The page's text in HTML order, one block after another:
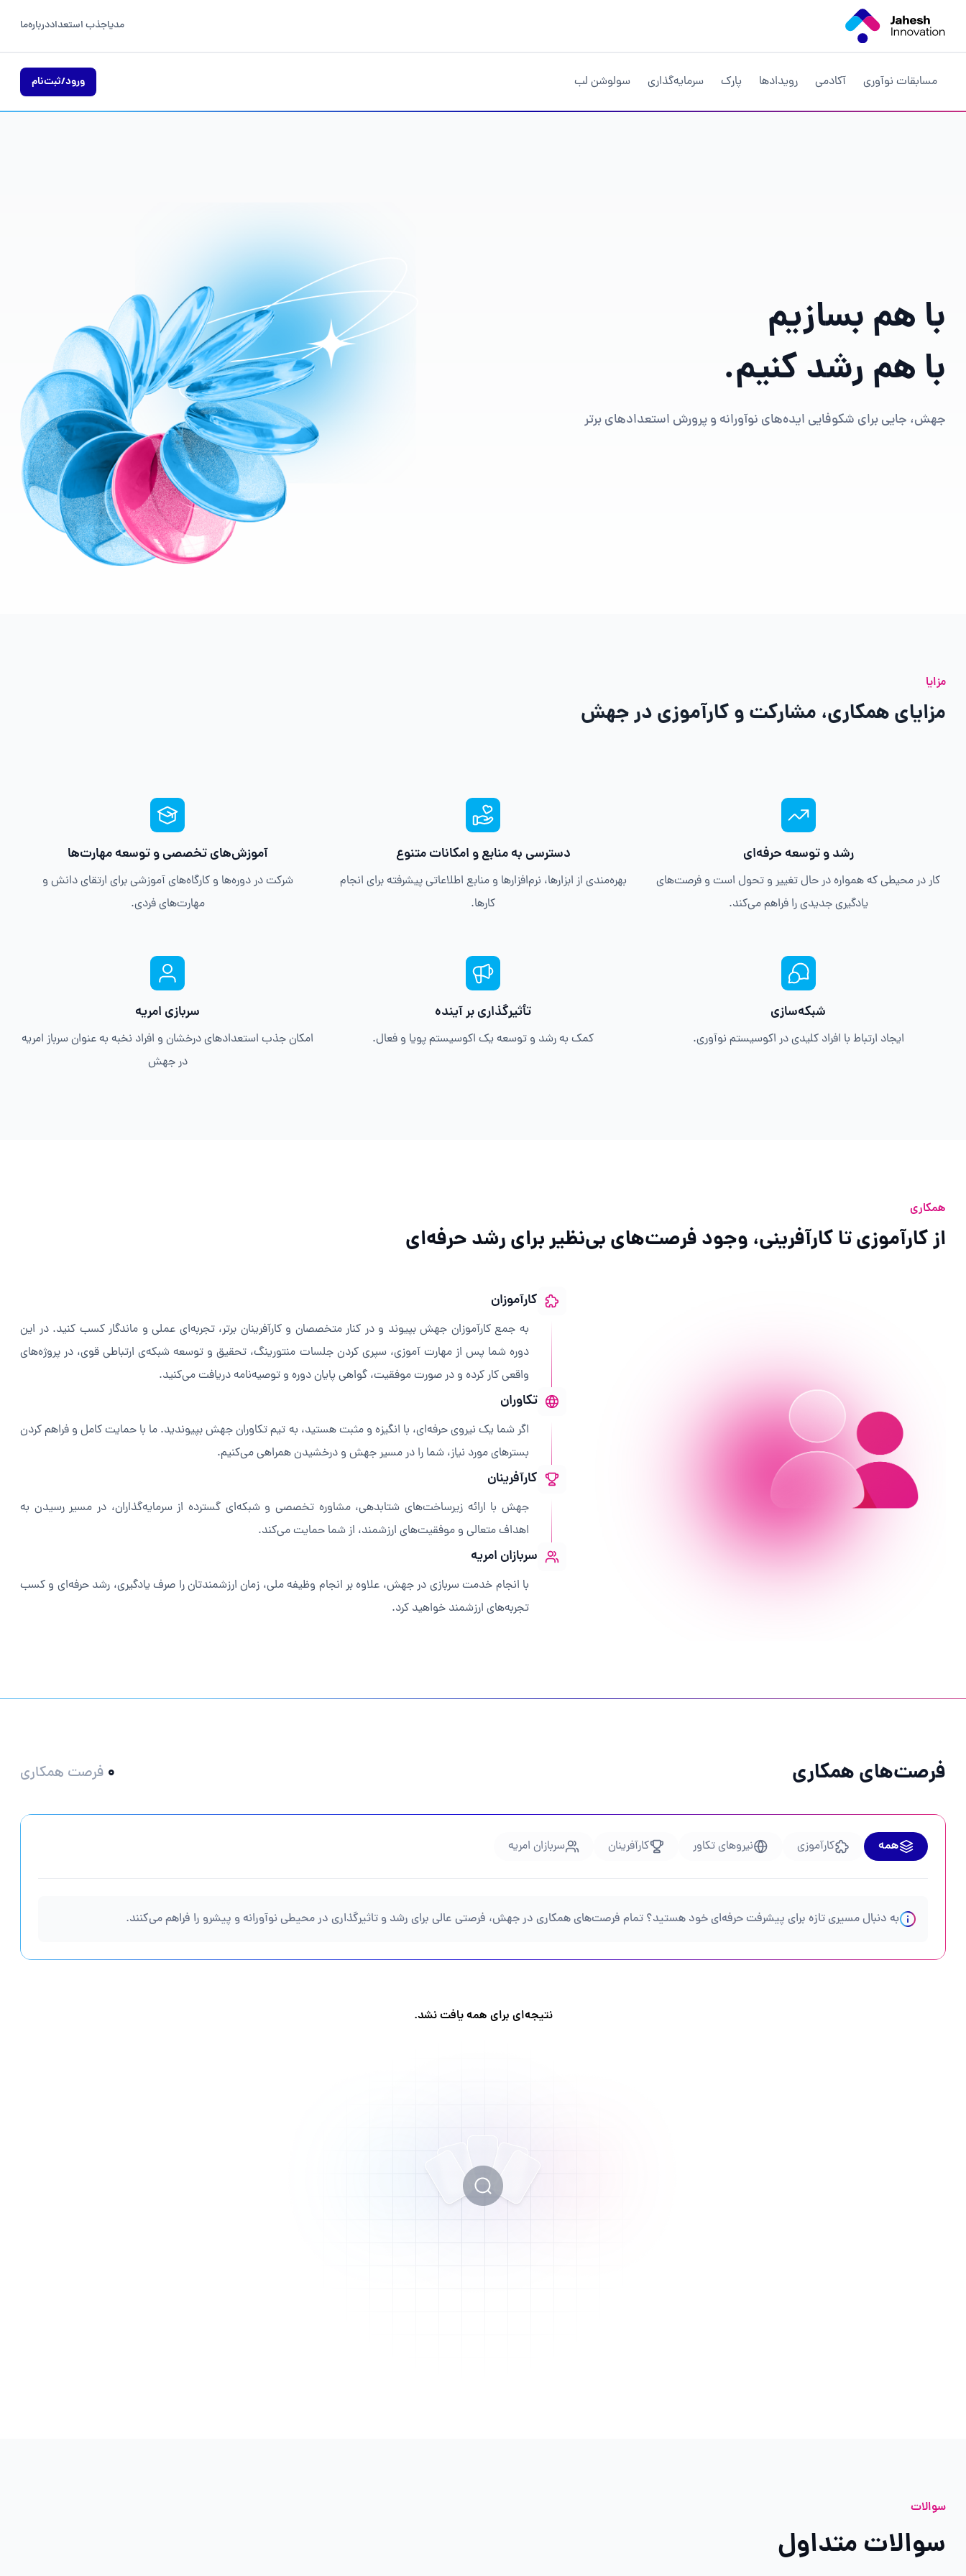
مدیاجذب استعداددرباره‌ما
مسابقات نوآوری آکادمی رویداد‌ها پارک سرمایه‌گذاری سولوشن لب ورود/ثبت‌نام
با هم بسازیم
با هم رشد کنیم.
جهش، جایی برای شکوفایی ایده‌های نوآورانه و پرورش استعدادهای برتر
مزایا
مزایای همکاری، مشارکت و کارآموزی در جهش
رشد و توسعه حرفه‌ای
کار در محیطی که همواره در حال تغییر و تحول است و فرصت‌های
یادگیری جدیدی را فراهم می‌کند.
دسترسی به منابع و امکانات متنوع
بهره‌مندی از ابزارها، نرم‌افزارها و منابع اطلاعاتی پیشرفته برای انجام
کارها.
آموزش‌های تخصصی و توسعه مهارت‌ها
شرکت در دوره‌ها و کارگاه‌های آموزشی برای ارتقای دانش و
مهارت‌های فردی.
شبکه‌سازی
ایجاد ارتباط با افراد کلیدی در اکوسیستم نوآوری.
تأثیرگذاری بر آینده
کمک به رشد و توسعه یک اکوسیستم پویا و فعال.
سربازی امریه
امکان جذب استعدادهای درخشان و افراد نخبه به عنوان سرباز امریه
در جهش
همکاری
از کارآموزی تا کارآفرینی، وجود فرصت‌های بی‌نظیر برای رشد حرفه‌ای
کارآموزان
به جمع کارآموزان جهش بپیوند و در کنار متخصصان و کارآفرینان برتر، تجربه‌ای عملی و ماندگار کسب کنید. در این
دوره شما پس از مهارت‌ آموزی، سپری کردن جلسات منتورینگ، تحقیق و توسعه شبکه‌ی ارتباطی قوی، در پروژه‌های
واقعی کار کرده و در صورت موفقیت، گواهی پایان دوره و توصیه‌نامه دریافت می‌کنید.
تکاوران
اگر شما یک نیروی حرفه‌ای، با انگیزه و مثبت هستید، به تیم تکاوران جهش بپیوندید. ما با حمایت کامل و فراهم کردن
بسترهای مورد نیاز، شما را در مسیر جهش و درخشیدن همراهی می‌کنیم.
کارآفرینان
جهش با ارائه زیرساخت‌های شتابدهی، مشاوره تخصصی و شبکه‌ای گسترده از سرمایه‌گذاران، در مسیر رسیدن به
اهداف متعالی و موفقیت‌های ارزشمند، از شما حمایت می‌کند.
سربازان امریه
با انجام خدمت سربازی در جهش، علاوه بر انجام وظیفه ملی، زمان ارزشمندتان را صرف یادگیری، رشد حرفه‌ای و کسب
تجربه‌های ارزشمند خواهید کرد.
فرصت‌های همکاری 0 فرصت همکاری
همه کارآموزی نیروهای تکاور کارآفرینان سربازان امریه
به دنبال مسیری تازه برای پیشرفت حرفه‌ای خود هستید؟ تمام فرصت‌های همکاری در جهش، فرصتی عالی برای رشد و تاثیرگذاری در محیطی نوآورانه و پیشرو را فراهم می‌کنند.
نتیجه‌ای برای همه یافت نشد.
سوالات
سوالات متداول